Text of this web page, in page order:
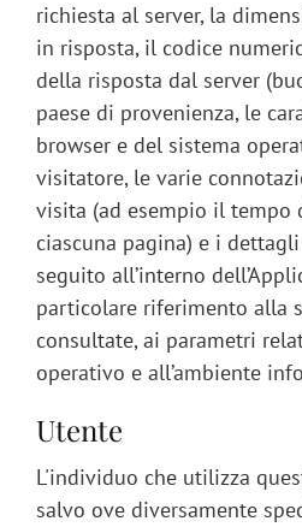
richiesta al server, la
in risposta, il codice
della risposta dal server
paese di provenienza, le
browser e del sistema
visitatore, le varie
visita (ad esempio il tempo
ciascuna pagina) e i
seguito all’interno
particolare riferimento alla
consultate, ai parametri
operativo e all’ambiente
Utente
L'individuo che utilizza
salvo ove diversamente